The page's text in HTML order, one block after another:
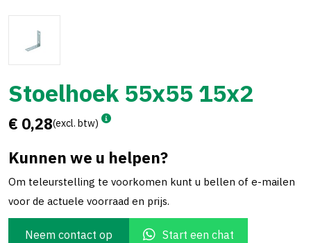
Stoelhoek 55x55 15x2
€ 0,28(excl. btw)
Kunnen we u helpen?
Om teleurstelling te voorkomen kunt u bellen of e-mailen
voor de actuele voorraad en prijs.
Neem contact op Start een chat